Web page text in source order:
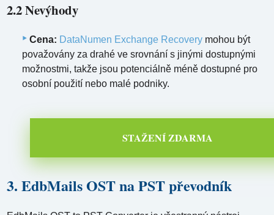
2.2 Nevýhody
Cena: DataNumen Exchange Recovery mohou být
považovány za drahé ve srovnání s jinými dostupnými
možnostmi, takže jsou potenciálně méně dostupné pro
osobní použití nebo malé podniky.
STAŽENÍ ZDARMA
3. EdbMails OST na PST převodník